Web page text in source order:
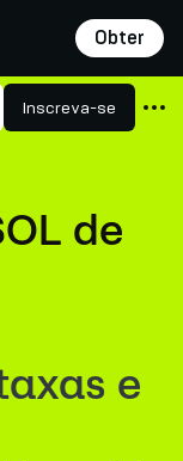
Obter
Inscreva-se
de
e